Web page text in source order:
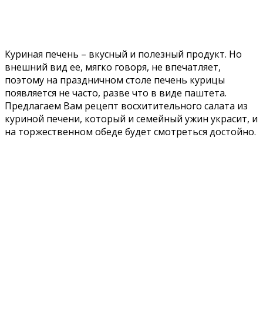
Куриная печень – вкусный и полезный продукт. Но
внешний вид ее, мягко говоря, не впечатляет,
поэтому на праздничном столе печень курицы
появляется не часто, разве что в виде паштета.
Предлагаем Вам рецепт восхитительного салата из
куриной печени, который и семейный ужин украсит, и
на торжественном обеде будет смотреться достойно.